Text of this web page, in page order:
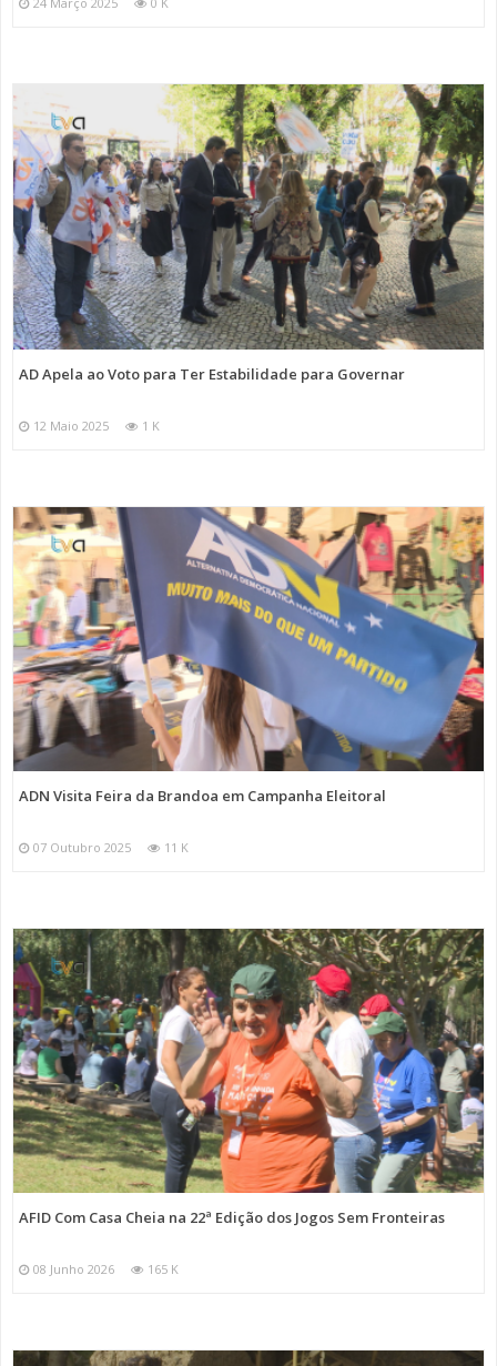
AD Apela ao Voto para Ter Estabilidade para Governar
12 Maio 2025 1 K
ADN Visita Feira da Brandoa em Campanha Eleitoral
07 Outubro 2025 11 K
AFID Com Casa Cheia na 22ª Edição dos Jogos Sem Fronteiras
08 Junho 2026 165 K